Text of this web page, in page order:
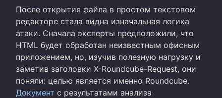
После открытия файла в простом текстовом
редакторе стала видна изначальная логика
атаки. Сначала эксперты предположили, что
HTML будет обработан неизвестным офисным
приложением, но, изучив полезную нагрузку и
заметив заголовки X-Roundcube-Request, они
поняли: целью является именно Roundcube.
Документ с результатами анализа